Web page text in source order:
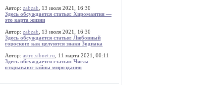
Автор: zabzab , 13 июля 2021, 16:30
Здесь обсуждается статья: Хиромантия —
это карта жизни
Автор: zabzab , 13 июля 2021, 16:30
Здесь обсуждается статья: Любовный
гороскоп: как целуются знаки Зодиака
Автор: astro.sibnet.ru , 11 марта 2021, 00:11
Здесь обсуждается статья: Числа
открывают тайны мироздания